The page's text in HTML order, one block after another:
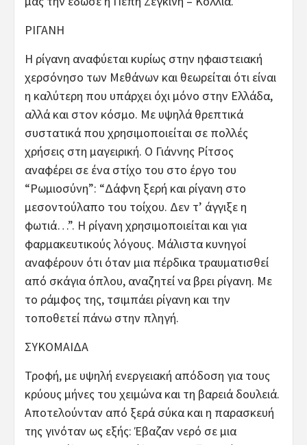
ΡΙΓΑΝΗ
Η ρίγανη αναφύεται κυρίως στην ηφαιστειακή
χερσόνησο των Μεθάνων και θεωρείται ότι είναι
η καλύτερη που υπάρχει όχι μόνο στην Ελλάδα,
αλλά και στον κόσμο. Με υψηλά θρεπτικά
συστατικά που χρησιμοποιείται σε πολλές
χρήσεις στη μαγειρική. Ο Γιάννης Ρίτσος
αναφέρει σε ένα στίχο του στο έργο του
“Ρωμιοσύνη”: “Δάφνη ξερή και ρίγανη στο
μεσοντούλαπο του τοίχου. Δεν τ’ άγγιξε η
φωτιά…”. Η ρίγανη χρησιμοποιείται και για
φαρμακευτικούς λόγους. Μάλιστα κυνηγοί
αναφέρουν ότι όταν μια πέρδικα τραυματισθεί
από σκάγια όπλου, αναζητεί να βρει ρίγανη. Με
το ράμφος της, τσιμπάει ρίγανη και την
τοποθετεί πάνω στην πληγή.
ΣΥΚΟΜΑΙΔΑ
Τροφή, με υψηλή ενεργειακή απόδοση για τους
κρύους μήνες του χειμώνα και τη βαρειά δουλειά.
Αποτελούνταν από ξερά σύκα και η παρασκευή
της γινόταν ως εξής: Έβαζαν νερό σε μια